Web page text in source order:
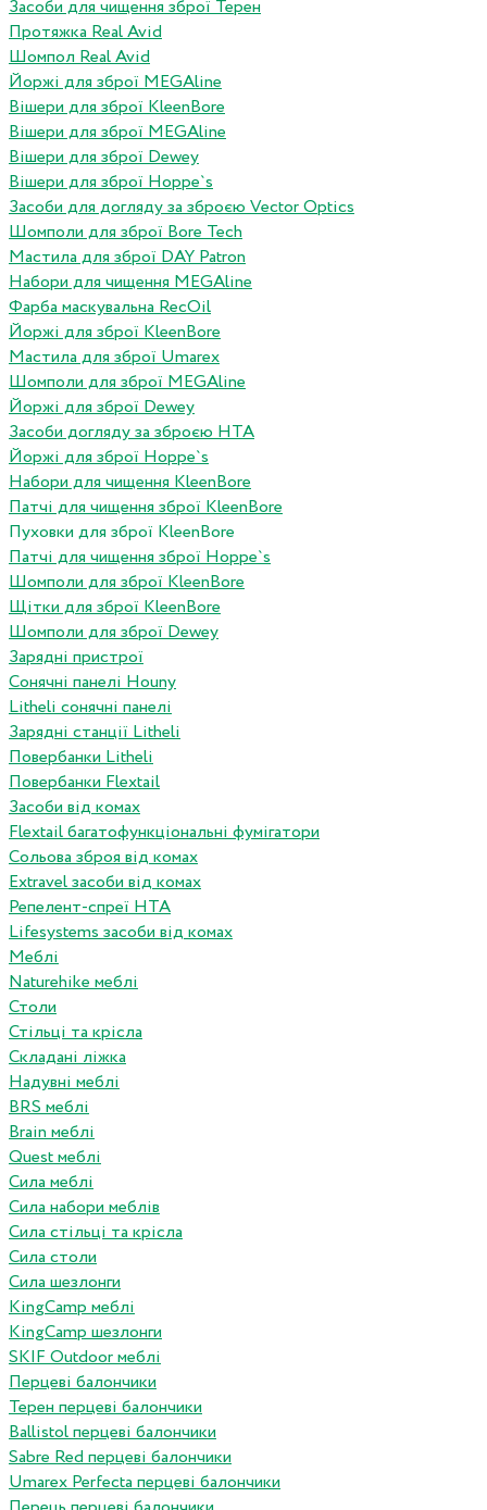
Засоби для чищення зброї Терен
Протяжка Real Avid
Шомпол Real Avid
Йоржі для зброї MEGAline
Вішери для зброї KleenBore
Вішери для зброї MEGAline
Вішери для зброї Dewey
Вішери для зброї Hoppe`s
Засоби для догляду за зброєю Vector Optics
Шомполи для зброї Bore Tech
Мастила для зброї DAY Patron
Набори для чищення MEGAline
Фарба маскувальна RecOil
Йоржі для зброї KleenBore
Мастила для зброї Umarex
Шомполи для зброї MEGAline
Йоржі для зброї Dewey
Засоби догляду за зброєю HTA
Йоржі для зброї Hoppe`s
Набори для чищення KleenBore
Патчі для чищення зброї KleenBore
Пуховки для зброї KleenBore
Патчі для чищення зброї Hoppe`s
Шомполи для зброї KleenBore
Щітки для зброї KleenBore
Шомполи для зброї Dewey
Зарядні пристрої
Сонячні панелі Houny
Litheli сонячні панелі
Зарядні станції Litheli
Повербанки Litheli
Повербанки Flextail
Засоби від комах
Flextail багатофункціональні фумігатори
Сольова зброя від комах
Extravel засоби від комах
Репелент-спреї HTA
Lifesystems засоби від комах
Меблі
Naturehike меблі
Столи
Стільці та крісла
Складані ліжка
Надувні меблі
BRS меблі
Brain меблі
Quest меблі
Сила меблі
Сила набори меблів
Сила стільці та крісла
Сила столи
Сила шезлонги
KingCamp меблі
KingCamp шезлонги
SKIF Outdoor меблі
Перцеві балончики
Терен перцеві балончики
Ballistol перцеві балончики
Sabre Red перцеві балончики
Umarex Perfecta перцеві балончики